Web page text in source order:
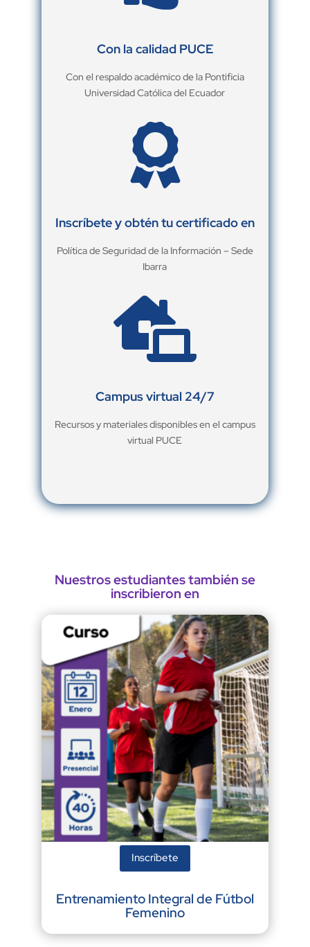
Con la calidad PUCE
Con el respaldo académico de la Pontificia
Universidad Católica del Ecuador

Inscríbete y obtén tu certificado en
Política de Seguridad de la Información – Sede
Ibarra

Campus virtual 24/7
Recursos y materiales disponibles en el campus
virtual PUCE
Nuestros estudiantes también se
inscribieron en
Inscríbete
Entrenamiento Integral de Fútbol
Femenino